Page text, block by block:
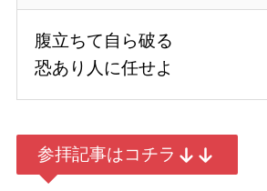
腹立ちて自ら破る
恐あり人に任せよ
参拝記事はコチラ